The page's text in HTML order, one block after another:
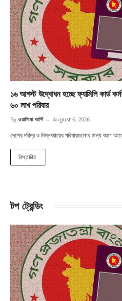
১৬ আগস্ট উদ্বোধন হচ্ছে ফ্যামিলি কার্ড
৬০ লাখ পরিবার
By ওয়াসিমা আর্শি August 6, 2026
দেশের দরিদ্র ও নিম্নআয়ের পরিবারগুলোর জন্য বহুল
বিস্তারিত
টপ ট্রেন্ডিং